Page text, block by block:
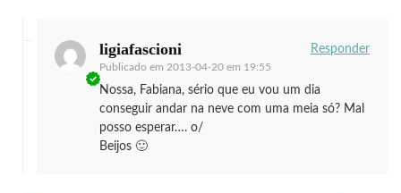
ligiafascioni
Publicado em 2013-04-20 em 19:55
Responder
Nossa, Fabiana, sério que eu vou um dia
conseguir andar na neve com uma meia só? Mal
posso esperar…. o/
Beijos 🙂